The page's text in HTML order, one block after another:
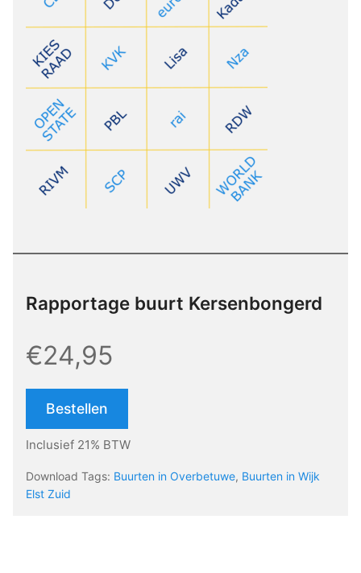
Rapportage buurt Kersenbongerd
€24,95
Bestellen
Inclusief 21% BTW
Download Tags: Buurten in Overbetuwe, Buurten in Wijk
Elst Zuid